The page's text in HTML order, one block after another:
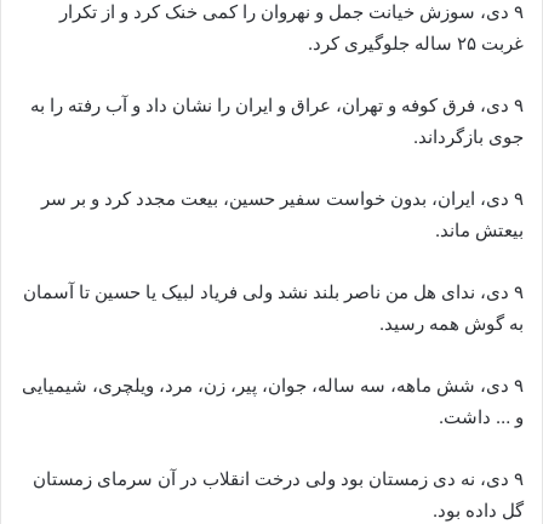
۹ دی، سوزش خیانت جمل و نهروان را کمی خنک کرد و از تکرار
غربت ۲۵ ساله جلوگیری کرد.
۹ دی، فرق کوفه و تهران، عراق و ایران را نشان داد و آب رفته را به
جوی بازگرداند.
۹ دی، ایران، بدون خواست سفیر حسین، بیعت مجدد کرد و بر سر
بیعتش ماند.
۹ دی، ندای هل من ناصر بلند نشد ولی فریاد لبیک یا حسین تا آسمان
به گوش همه رسید.
۹ دی، شش ماهه، سه ساله، جوان، پیر، زن، مرد، ویلچری، شیمیایی
و … داشت.
۹ دی، نه دی زمستان بود ولی درخت انقلاب در آن سرمای زمستان
گل داده بود.